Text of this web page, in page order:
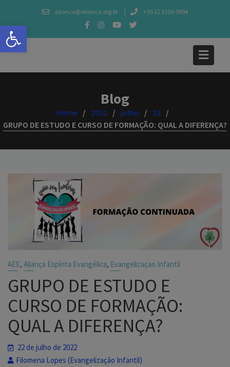
Abrir a barra de ferramentas
content
alianca@alianca.org.br +55 11 3105-5894
Blog
Home 2022 julho
22
GRUPO DE ESTUDO E CURSO DE FORMAÇÃO: QUAL A DIFERENÇA?
AEE, Aliança Espírita Evangélica, Evangelizaçao Infantil
GRUPO DE ESTUDO E
CURSO DE FORMAÇÃO:
QUAL A DIFERENÇA?
22 de julho de 2022
Filomena Lopes (Evangelização Infantil)